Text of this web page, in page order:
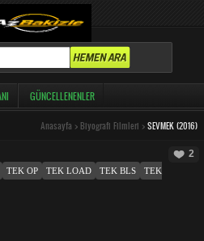
GÜNCELLENENLER
Anasayfa > Biyografi Filmleri > SEVMEK (2016)
2
TEK OP TEK LOAD TEK BLS TEK